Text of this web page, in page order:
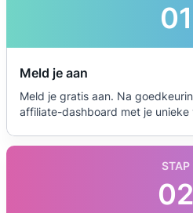
01
Meld je aan
Meld je gratis aan. Na
affiliate-dashboard met je unieke
STAP
02